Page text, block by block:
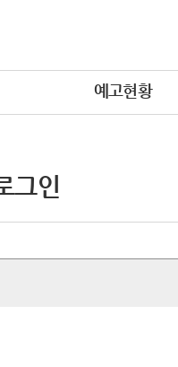
예고현황
그인